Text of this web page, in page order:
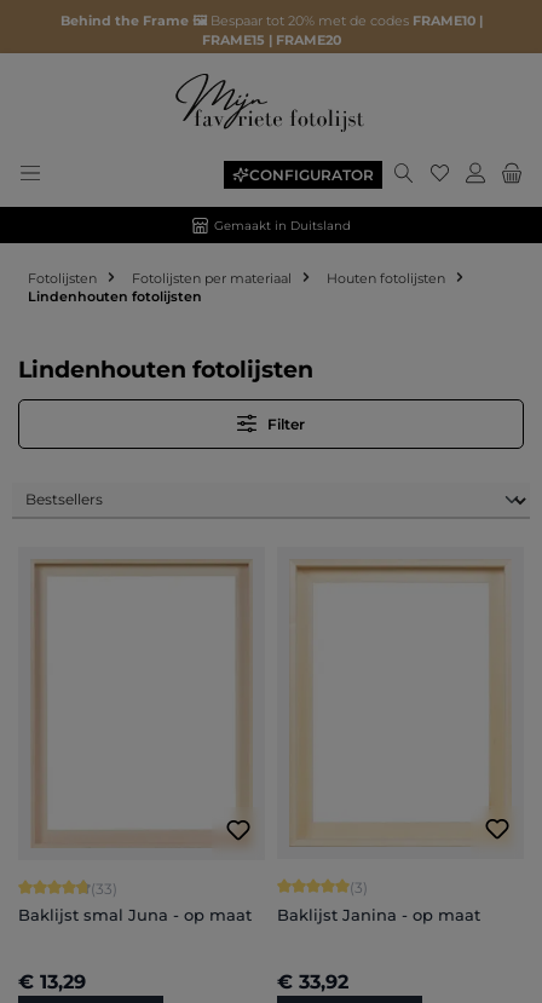
Behind the Frame 🖼️ Bespaar tot 20% met de codes FRAME10 |
FRAME15 | FRAME20
CONFIGURATOR Je hebt 0
Gemaakt in Duitsland
Fotolijsten Fotolijsten per materiaal
Houten fotolijsten
Lindenhouten fotolijsten
Lindenhouten fotolijsten
Filter
Gemiddelde waardering van 4.82 van 5 sterren
(33)
Baklijst smal Juna - op maat
€ 13,29
Gemiddelde waardering van 5 van 5
(3)
Baklijst Janina - op maat
€ 33,92